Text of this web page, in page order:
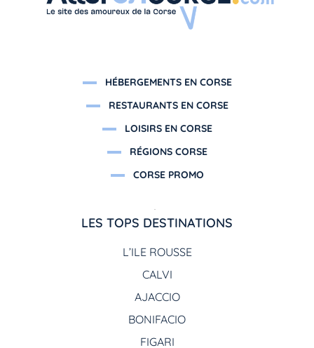
HÉBERGEMENTS EN CORSE
RESTAURANTS EN CORSE
LOISIRS EN CORSE
RÉGIONS CORSE
CORSE PROMO
LES TOPS DESTINATIONS
L’ILE ROUSSE
CALVI
AJACCIO
BONIFACIO
FIGARI